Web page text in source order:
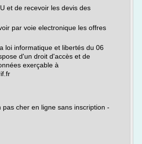
et de recevoir les devis des
par voie electronique les offres
loi informatique et libertés du 06
d'un droit d'accès et de
exerçable à
pas cher en ligne sans inscription -